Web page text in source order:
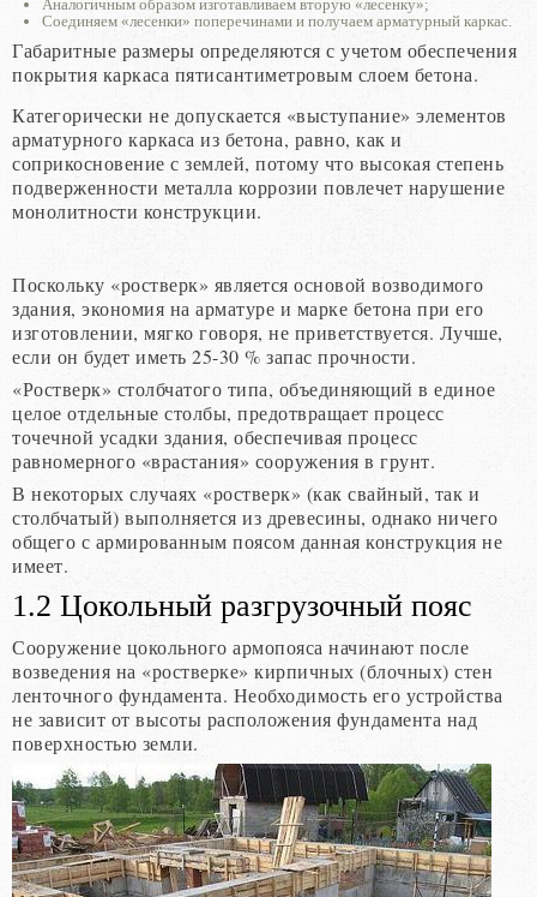
Аналогичным образом изготавливаем вторую «лесенку»;
Соединяем «лесенки» поперечинами и получаем арматурный каркас.
Габаритные размеры определяются с учетом обеспечения
покрытия каркаса пятисантиметровым слоем бетона.
Категорически не допускается «выступание» элементов
арматурного каркаса из бетона, равно, как и
соприкосновение с землей, потому что высокая степень
подверженности металла коррозии повлечет нарушение
монолитности конструкции.
Поскольку «ростверк» является основой возводимого
здания, экономия на арматуре и марке бетона при его
изготовлении, мягко говоря, не приветствуется. Лучше,
если он будет иметь 25-30 % запас прочности.
«Ростверк» столбчатого типа, объединяющий в единое
целое отдельные столбы, предотвращает процесс
точечной усадки здания, обеспечивая процесс
равномерного «врастания» сооружения в грунт.
В некоторых случаях «ростверк» (как свайный, так и
столбчатый) выполняется из древесины, однако ничего
общего с армированным поясом данная конструкция не
имеет.
1.2 Цокольный разгрузочный пояс
Сооружение цокольного армопояса начинают после
возведения на «ростверке» кирпичных (блочных) стен
ленточного фундамента. Необходимость его устройства
не зависит от высоты расположения фундамента над
поверхностью земли.